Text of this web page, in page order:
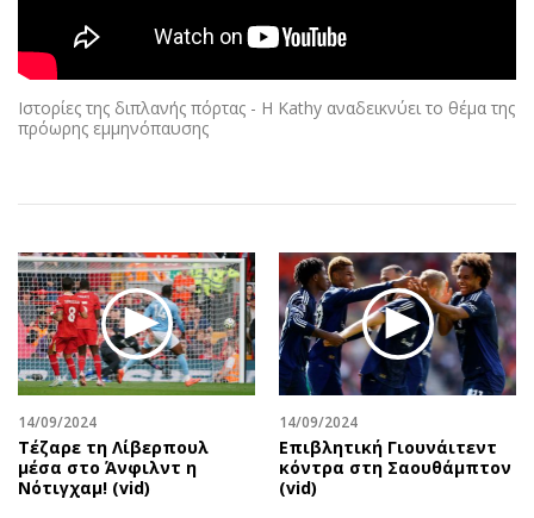
Αθλητισμός
Κύπρος
Διεθνή
Real Estate
Επιχειρήσεις
Αγορές
Money Review
AstroBank Properties
Trends
Ενέργεια
Ναυτιλία
Geek
Social
Οικονομία
Γενικά
Αναδρομές
Πρόσωπα
Περιβάλλον
Good Life
Γυναίκα
Ιστορίες της διπλανής πόρτας - Η Kathy αναδεικνύει το θέμα της
πρόωρης εμμηνόπαυσης
14/09/2024
Τέζαρε τη Λίβερπουλ
μέσα στο Άνφιλντ η
Νότιγχαμ! (vid)
14/09/2024
Επιβλητική Γιουνάιτεντ
κόντρα στη Σαουθάμπτον
(vid)